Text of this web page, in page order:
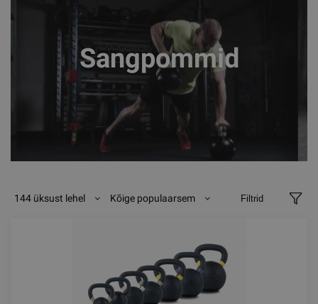
Sangpommid
144 üksust lehel Kõige populaarsem Filtrid